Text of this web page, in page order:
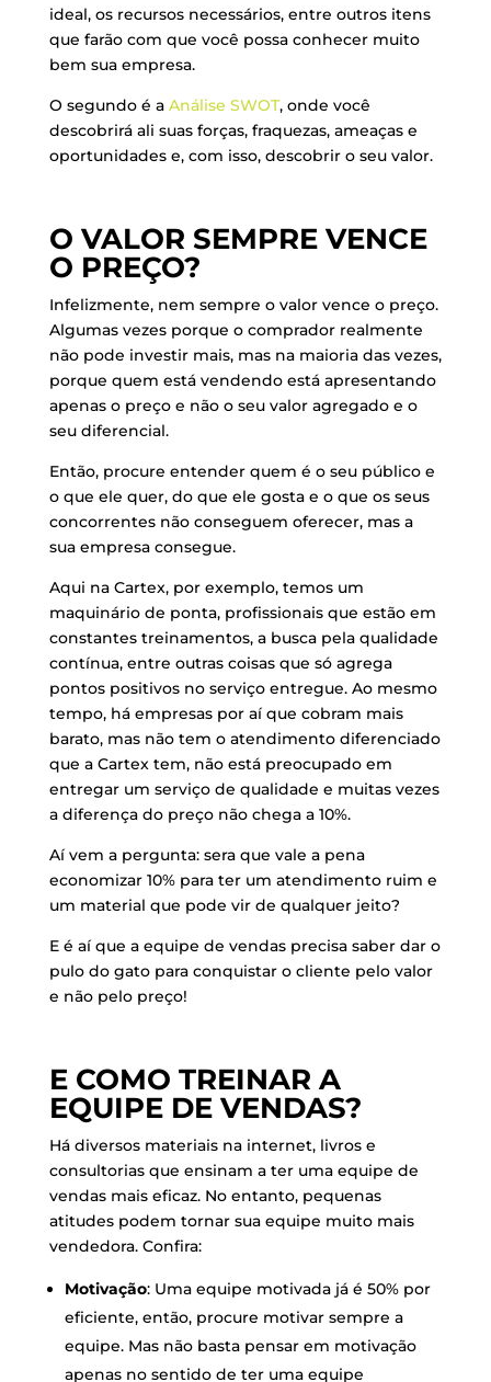
ideal, os recursos necessários, entre outros itens
que farão com que você possa conhecer muito
bem sua empresa.
O segundo é a Análise SWOT, onde você
descobrirá ali suas forças, fraquezas, ameaças e
oportunidades e, com isso, descobrir o seu valor.
O VALOR SEMPRE VENCE
O PREÇO?
Infelizmente, nem sempre o valor vence o preço.
Algumas vezes porque o comprador realmente
não pode investir mais, mas na maioria das vezes,
porque quem está vendendo está apresentando
apenas o preço e não o seu valor agregado e o
seu diferencial.
Então, procure entender quem é o seu público e
o que ele quer, do que ele gosta e o que os seus
concorrentes não conseguem oferecer, mas a
sua empresa consegue.
Aqui na Cartex, por exemplo, temos um
maquinário de ponta, profissionais que estão em
constantes treinamentos, a busca pela qualidade
contínua, entre outras coisas que só agrega
pontos positivos no serviço entregue. Ao mesmo
tempo, há empresas por aí que cobram mais
barato, mas não tem o atendimento diferenciado
que a Cartex tem, não está preocupado em
entregar um serviço de qualidade e muitas vezes
a diferença do preço não chega a 10%.
Aí vem a pergunta: sera que vale a pena
economizar 10% para ter um atendimento ruim e
um material que pode vir de qualquer jeito?
E é aí que a equipe de vendas precisa saber dar o
pulo do gato para conquistar o cliente pelo valor
e não pelo preço!
E COMO TREINAR A
EQUIPE DE VENDAS?
Há diversos materiais na internet, livros e
consultorias que ensinam a ter uma equipe de
vendas mais eficaz. No entanto, pequenas
atitudes podem tornar sua equipe muito mais
vendedora. Confira:
Motivação: Uma equipe motivada já é 50% por
eficiente, então, procure motivar sempre a
equipe. Mas não basta pensar em motivação
apenas no sentido de ter uma equipe